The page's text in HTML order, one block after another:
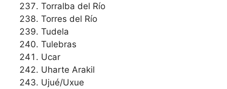
Torralba del Río
Torres del Río
Tudela
Tulebras
Ucar
Uharte Arakil
Ujué/Uxue